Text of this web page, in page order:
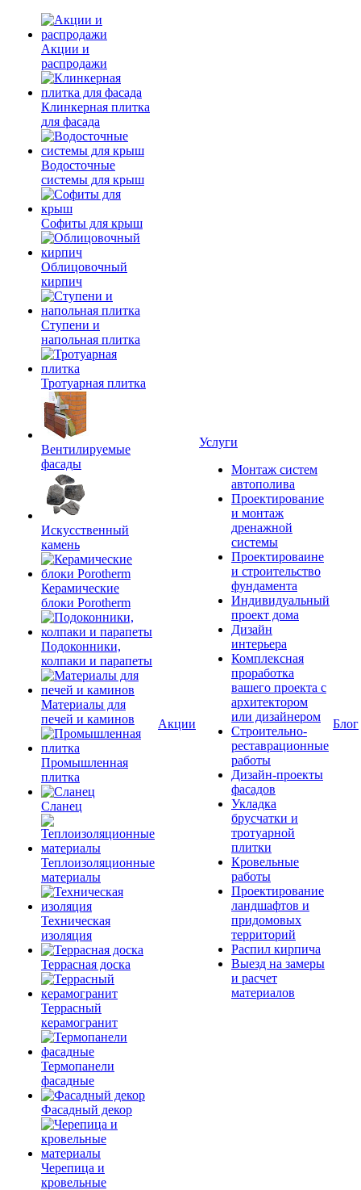
Акции и
распродажи
Клинкерная плитка
для фасада
Водосточные
системы для крыш
Софиты для крыш
Облицовочный
кирпич
Ступени и
напольная плитка
Тротуарная плитка
Вентилируемые
фасады
Искусственный
камень
Керамические
блоки Porotherm
Подоконники,
колпаки и парапеты
Материалы для
печей и каминов
Промышленная
плитка
Сланец
Теплоизоляционные
материалы
Техническая
изоляция
Террасная доска
Террасный
керамогранит
Термопанели
фасадные
Фасадный декор
Черепица и
кровельные
Акции
Услуги
Монтаж систем
автополива
Проектирование
и монтаж
дренажной
системы
Проектироваине
и строительство
фундамента
Индивидуальный
проект дома
Дизайн
интерьера
Комплексная
проработка
вашего проекта с
архитектором
или дизайнером
Строительно-
реставрационные
работы
Дизайн-проекты
фасадов
Укладка
брусчатки и
тротуарной
плитки
Кровельные
работы
Проектирование
ландшафтов и
придомовых
территорий
Распил кирпича
Выезд на замеры
и расчет
материалов
Блог